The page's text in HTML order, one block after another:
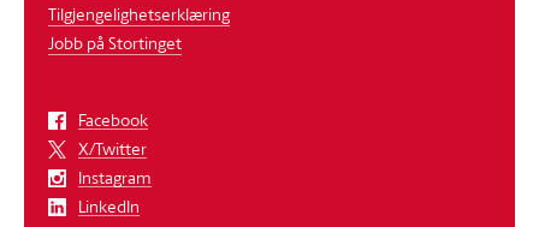
Tilgjengelighetserklæring
Jobb på Stortinget
Facebook
X/Twitter
Instagram
LinkedIn